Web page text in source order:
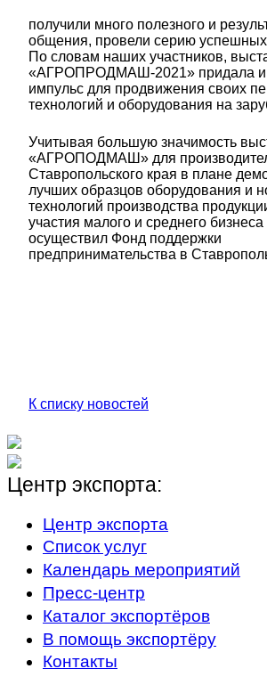
получили много полезного и
общения, провели серию успешных
По словам наших участников,
«АГРОПРОДМАШ-2021» придала
импульс для продвижения своих
технологий и оборудования на
Учитывая большую значимость
«АГРОПОДМАШ» для
Ставропольского края в плане
лучших образцов оборудования и
технологий производства
участия малого и среднего
осуществил Фонд поддержки
предпринимательства в
К списку новостей
Центр экспорта:
Центр экспорта
Список услуг
Календарь мероприятий
Пресс-центр
Каталог экспортёров
В помощь экспортёру
Контакты